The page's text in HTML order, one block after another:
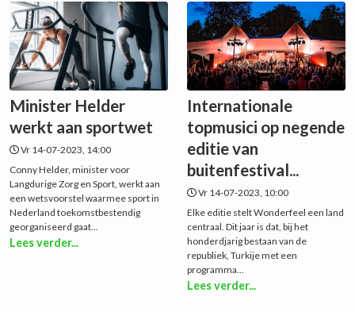
Minister Helder
werkt aan sportwet
Vr 14-07-2023, 14:00
Conny Helder, minister voor
Langdurige Zorg en Sport, werkt aan
een wetsvoorstel waarmee sport in
Nederland toekomstbestendig
georganiseerd gaat...
Lees verder...
Internationale
topmusici op negende
editie van
buitenfestival...
Vr 14-07-2023, 10:00
Elke editie stelt Wonderfeel een land
centraal. Dit jaar is dat, bij het
honderdjarig bestaan van de
republiek, Turkije met een
programma...
Lees verder...